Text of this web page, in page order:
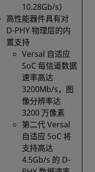
10.28Gb/s）
高性能器件具有对
D-PHY 物理层的内
置支持
Versal 自适应
SoC 每信道数据
速率高达
3200Mb/s，图
像分辨率达
3200 万像素
第二代 Versal
自适应 SoC 将
支持高达
4.5Gb/s 的 D-